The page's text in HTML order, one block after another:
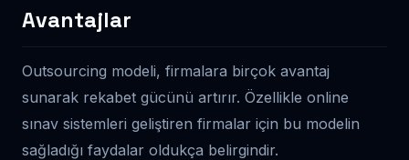
Avantajlar
Outsourcing modeli, firmalara birçok avantaj
sunarak rekabet gücünü artırır. Özellikle online
sınav sistemleri geliştiren firmalar için bu modelin
sağladığı faydalar oldukça belirgindir.